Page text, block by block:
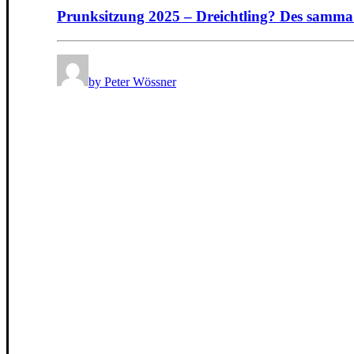
Prunksitzung 2025 – Dreichtling? Des
by Peter Wössner